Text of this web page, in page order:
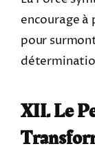
encourage à
pour
XII. Le